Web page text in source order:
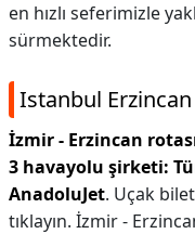
en hızlı seferimizle
sürmektedir.
Istanbul Erzincan
İzmir - Erzincan
3 havayolu şirketi:
AnadoluJet. Uçak
tıklayın. İzmir -